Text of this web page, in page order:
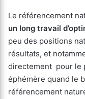
Le référencement
un long travail
peu des positions
résultats, et
directement pour le
éphémère quand le
référencement